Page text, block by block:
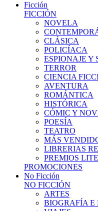
Ficción
FICCIÓN
NOVELA
CLÁSICA
POLICÍACA
ESPIONAJE Y
TERROR
CIENCIA
AVENTURA
ROMÁNTICA
HISTÓRICA
CÓMIC Y
POESÍA
TEATRO
MÁS
LIBRERIAS
PREMIOS
PROMOCIONES
No Ficción
NO FICCIÓN
ARTES
BIOGRAFÍA E